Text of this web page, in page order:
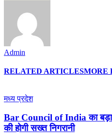
Admin
RELATED ARTICLESMORE
मध्य प्रदेश
Bar Council of India का
की होगी सख्त निगरानी